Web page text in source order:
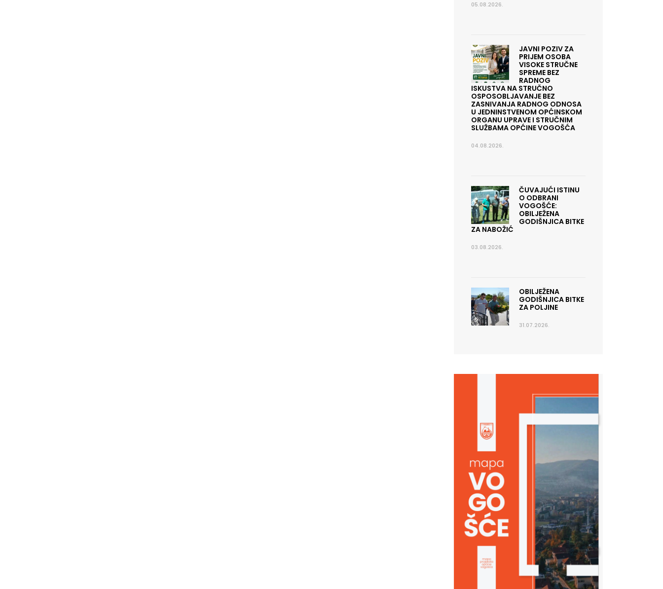
05.08.2026.
JAVNI POZIV ZA
PRIJEM OSOBA
VISOKE STRUČNE
SPREME BEZ
RADNOG
ISKUSTVA NA STRUČNO
OSPOSOBLJAVANJE BEZ
ZASNIVANJA RADNOG ODNOSA
U JEDNINSTVENOM OPĆINSKOM
ORGANU UPRAVE I STRUČNIM
SLUŽBAMA OPĆINE VOGOŠĆA
04.08.2026.
ČUVAJUĆI ISTINU
O ODBRANI
VOGOŠĆE:
OBILJEŽENA
GODIŠNJICA BITKE
ZA NABOŽIĆ
03.08.2026.
OBILJEŽENA
GODIŠNJICA BITKE
ZA POLJINE
31.07.2026.